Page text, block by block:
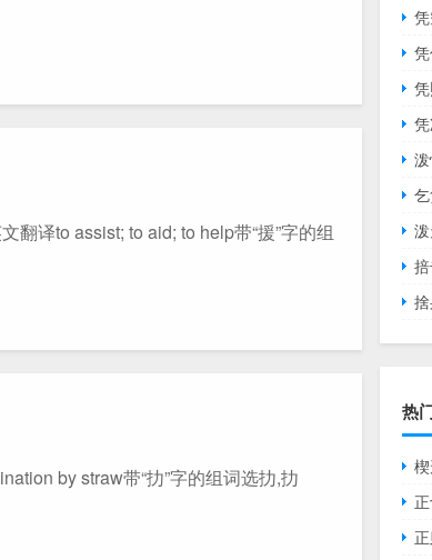
翻译to assist; to aid; to help带“援”字的组
by straw带“扐”字的组词选扐,扐
热